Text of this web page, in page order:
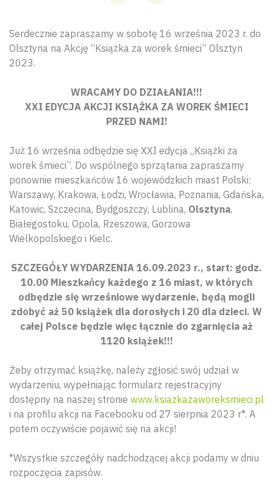
Serdecznie zapraszamy w sobotę 16 września 2023 r. do
Olsztyna na Akcję “Książka za worek śmieci” Olsztyn
2023.
WRACAMY DO DZIAŁANIA!!!
XXI EDYCJA AKCJI KSIĄŻKA ZA WOREK ŚMIECI
PRZED NAMI!
Już 16 września odbędzie się XXI edycja „Książki za
worek śmieci”. Do wspólnego sprzątania zapraszamy
ponownie mieszkańców 16 wojewódzkich miast Polski:
Warszawy, Krakowa, Łodzi, Wrocławia, Poznania, Gdańska,
Katowic, Szczecina, Bydgoszczy, Lublina, Olsztyna,
Białegostoku, Opola, Rzeszowa, Gorzowa
Wielkopolskiego i Kielc.
SZCZEGÓŁY WYDARZENIA 16.09.2023 r., start: godz.
10.00 Mieszkańcy każdego z 16 miast, w których
odbędzie się wrześniowe wydarzenie, będą mogli
zdobyć aż 50 książek dla dorosłych i 20 dla dzieci. W
całej Polsce będzie więc łącznie do zgarnięcia aż
1120 książek!!!
Żeby otrzymać książkę, należy zgłosić swój udział w
wydarzeniu, wypełniając formularz rejestracyjny
dostępny na naszej stronie www.ksiazkazaworeksmieci.pl
i na profilu akcji na Facebooku od 27 sierpnia 2023 r*. A
potem oczywiście pojawić się na akcji!
*Wszystkie szczegóły nadchodzącej akcji podamy w dniu
rozpoczęcia zapisów.